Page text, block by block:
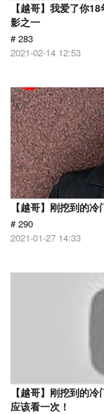
【越哥】我爱了你
影之一
# 283
2021-02-14 12:53
【越哥】刚挖到的
# 290
2021-01-27 14:33
【越哥】刚挖到的
应该看一次！